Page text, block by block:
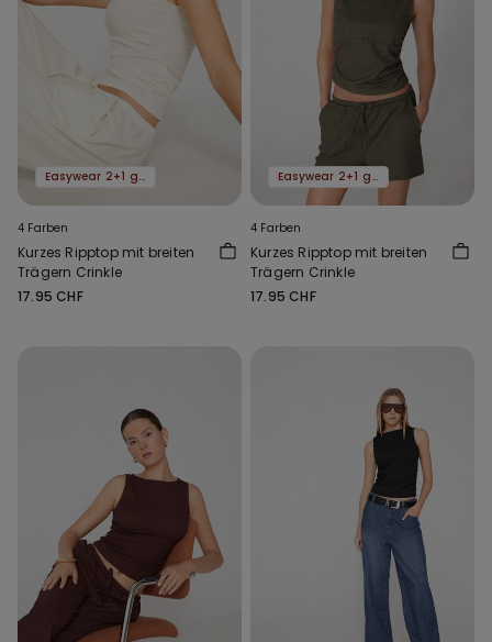
Easywear 2+1 gratis
4 Farben
Kurzes Ripptop mit breiten
Trägern Crinkle
17.95 CHF
Easywear 2+1 gratis
4 Farben
Kurzes Ripptop mit breiten
Trägern Crinkle
17.95 CHF